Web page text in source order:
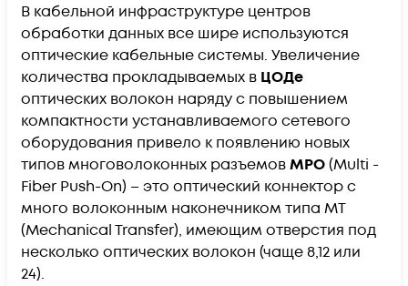
В кабельной инфраструктуре центров
обработки данных все шире используются
оптические кабельные системы. Увеличение
количества прокладываемых в ЦОДе
оптических волокон наряду с повышением
компактности устанавливаемого сетевого
оборудования привело к появлению новых
типов многоволоконных разъемовMPO(Multi -
Fiber Push-On) – это оптический коннектор с
много волоконным наконечником типа MT
(Mechanical Transfer), имеющим отверстия под
несколько оптических волокон (чаще 8,12 или
24).